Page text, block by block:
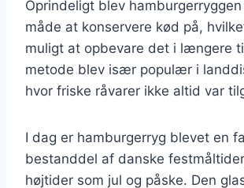
Oprindeligt blev
måde at konservere kød på,
muligt at opbevare det i længere
metode blev især populær i
hvor friske råvarer ikke altid var
I dag er hamburgerryg blevet en
bestanddel af danske
højtider som jul og påske. Den